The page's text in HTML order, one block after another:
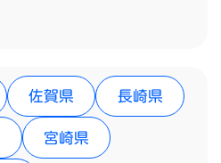
佐賀県 長崎県
宮崎県